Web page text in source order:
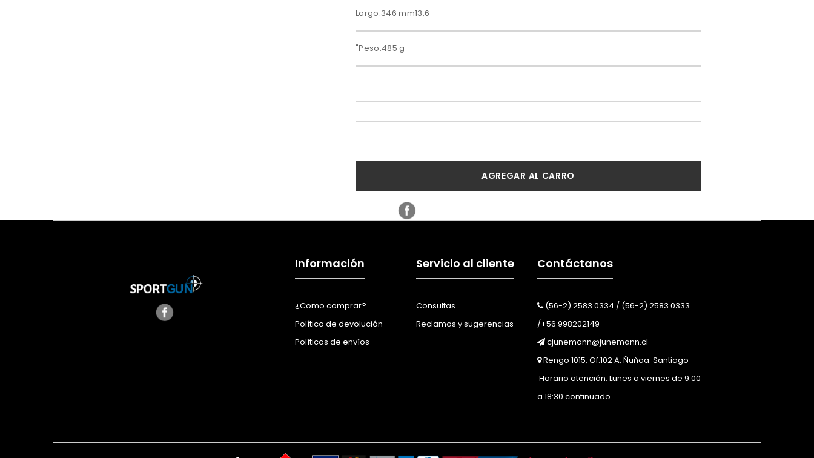
Largo:346 mm13,6
"Peso:485 g
AGREGAR AL CARRO
Información
¿Como comprar?
Política de devolución
Políticas de envíos
Servicio al cliente
Consultas
Reclamos y sugerencias
Contáctanos
(56-2) 2583 0334 / (56-2) 2583 0333
/+56 998202149
cjunemann@junemann.cl
Rengo 1015, Of.102 A, Ñuñoa. Santiago
Horario atención: Lunes a viernes de 9:00
a 18:30 continuado.